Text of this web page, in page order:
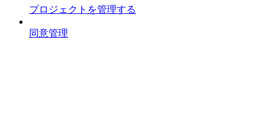
プロジェクトを管理する
同意管理